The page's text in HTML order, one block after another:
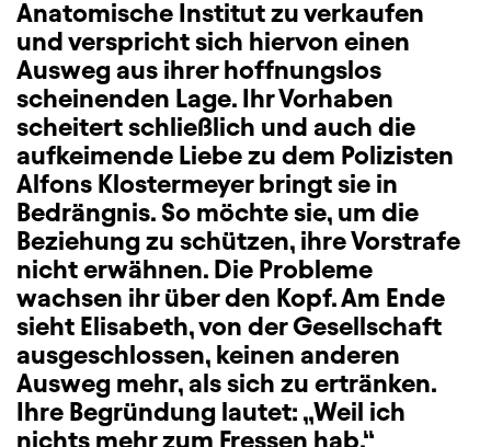
Anatomische Institut zu verkaufen
und verspricht sich hiervon einen
Ausweg aus ihrer hoffnungslos
scheinenden Lage. Ihr Vorhaben
scheitert schließlich und auch die
aufkeimende Liebe zu dem Polizisten
Alfons Klostermeyer bringt sie in
Bedrängnis. So möchte sie, um die
Beziehung zu schützen, ihre Vorstrafe
nicht erwähnen. Die Probleme
wachsen ihr über den Kopf. Am Ende
sieht Elisabeth, von der Gesellschaft
ausgeschlossen, keinen anderen
Ausweg mehr, als sich zu ertränken.
Ihre Begründung lautet: „Weil ich
nichts mehr zum Fressen hab.“